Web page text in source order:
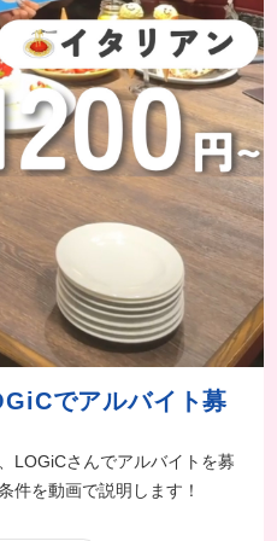
でアルバイト募
LOGiCさんでアルバイトを募
件を動画で説明します！